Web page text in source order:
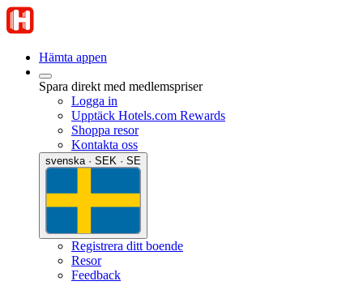
Hämta appen
Spara direkt med medlemspriser
Logga in
Upptäck Hotels.com Rewards
Shoppa resor
Kontakta oss
svenska · SEK · SE
Registrera ditt boende
Resor
Feedback